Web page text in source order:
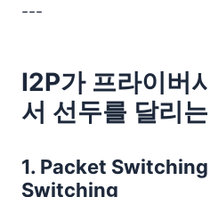
---
I2P가 프라이버
서 선두를 달리
1. Packet
Switching